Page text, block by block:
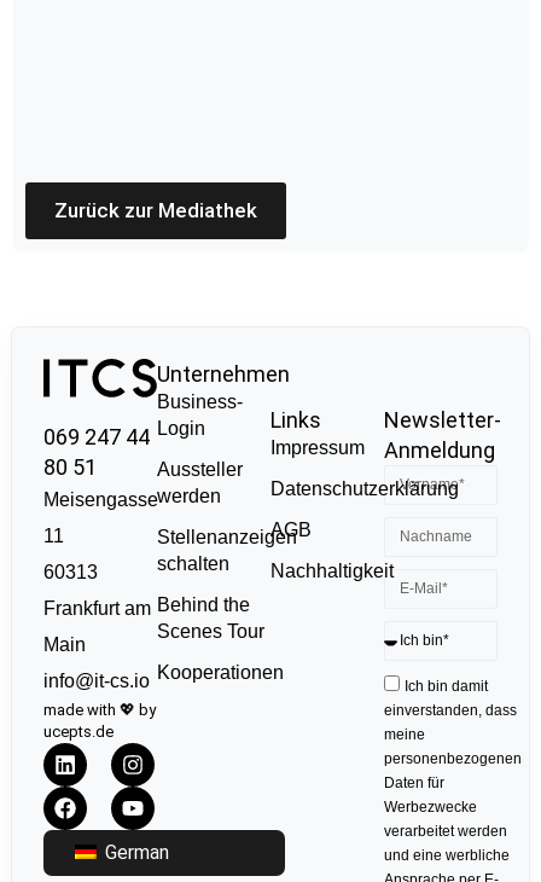
Zurück zur Mediathek
069 247 44
80 51
Meisengasse
11
60313
Frankfurt am
Main
info@it-cs.io
made with 💖 by
ucepts.de
German
Unternehmen
Business-
Login
Aussteller
werden
Stellenanzeigen
schalten
Behind the
Scenes Tour
Kooperationen
Links
Impressum
Datenschutzerklärung
AGB
Nachhaltigkeit
Newsletter-
Anmeldung
Ich bin damit
einverstanden, dass
meine
personenbezogenen
Daten für
Werbezwecke
verarbeitet werden
und eine werbliche